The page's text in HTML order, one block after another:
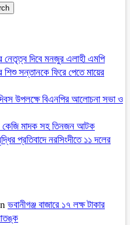
নেতৃত্ব দিবে মনজুর এলাহী এমপি
সন্তানকে ফিরে পেতে মায়ের
উপলক্ষে বিএনপির আলোচনা সভা ও
কেজি মাদক সহ তিনজন আটক
প্রতিবাদে নরসিংদীতে ১১ দলের
ভবানীগঞ্জ বাজারে ১৭ লক্ষ টাকার
আতঙ্ক